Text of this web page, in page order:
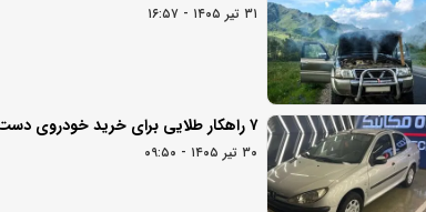
۳۱ تیر ۱۴۰۵ - ۱۶:۵۷
۷ راهکار طلایی برای خرید خودروی دست دوم
۳۰ تیر ۱۴۰۵ - ۰۹:۵۰